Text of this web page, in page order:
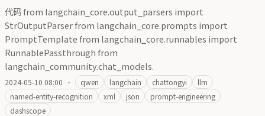
代码 from langchain_core.output_parsers import
StrOutputParser from langchain_core.prompts import
PromptTemplate from langchain_core.runnables import
RunnablePassthrough from
langchain_community.chat_models.
2024-05-10 08:00 · qwen langchain chattongyi
llm
named-entity-recognition
xml json
prompt-engineering
dashscope